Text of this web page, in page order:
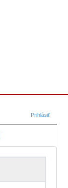
Prihlásiť